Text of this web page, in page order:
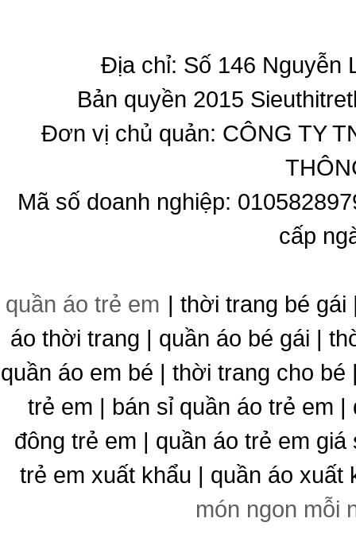
Địa chỉ: Số 146 Nguyễn
Bản quyền 2015
Đơn vị chủ quản: CÔNG TY
Mã số doanh nghiệp:
cấp
quần áo trẻ em | thời trang bé gái
áo thời trang | quần áo bé gái |
quần áo em bé | thời trang cho
trẻ em | bán sỉ quần áo trẻ em
đông trẻ em | quần áo trẻ em
trẻ em xuất khẩu | quần áo xuất
món ngon mỗi